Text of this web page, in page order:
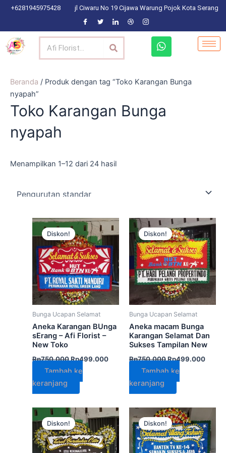
Lewati
konten
+6281945975428 jl Ciwaru No 19 Cijawa Warung Pojok Kota Serang
Search
W
h
s
p
Beranda / Produk dengan tag “Toko Karangan Bunga
nyapah”
Toko Karangan Bunga
nyapah
Menampilkan 1–12 dari 24 hasil
Diskon!
Bunga Ucapan Selamat
Aneka Karangan BUnga
sErang – Afi Florist –
New Toko
Rp750.000
Harga
aslinya
adalah:
Rp750.000.
Rp499.000
Harga
saat
ini
adalah:
Rp499.000.
Tambah ke
keranjang
Diskon!
Bunga Ucapan Selamat
Aneka macam Bunga
Karangan Selamat Dan
Sukses Tampilan New
Rp750.000
Harga
aslinya
adalah:
Rp750.000.
Rp499.000
Harga
saat
ini
Tambah ke
keranjang
Diskon!
Harga
aslinya
adalah:
Rp900.000.
Harga
saat
ini
adalah:
Rp799.000.
Diskon!
Harga
aslinya
adalah:
Rp650.000.
saat
ini